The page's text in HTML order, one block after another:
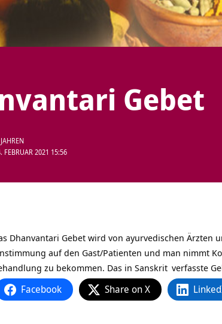
Gebet
FEBRUAR 2021 15:56
Dhanvantari Gebet wird von ayurvedischen Ärzten
auf den Gast/Patienten und man nimmt
zu bekommen. Das in Sanskrit verfasste
Facebook Share on X